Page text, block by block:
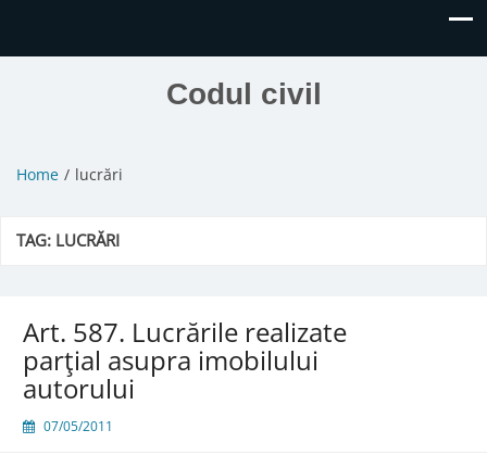
Codul civil
Home lucrări
TAG: LUCRĂRI
Art. 587. Lucrările realizate
parţial asupra imobilului
autorului
07/05/2011